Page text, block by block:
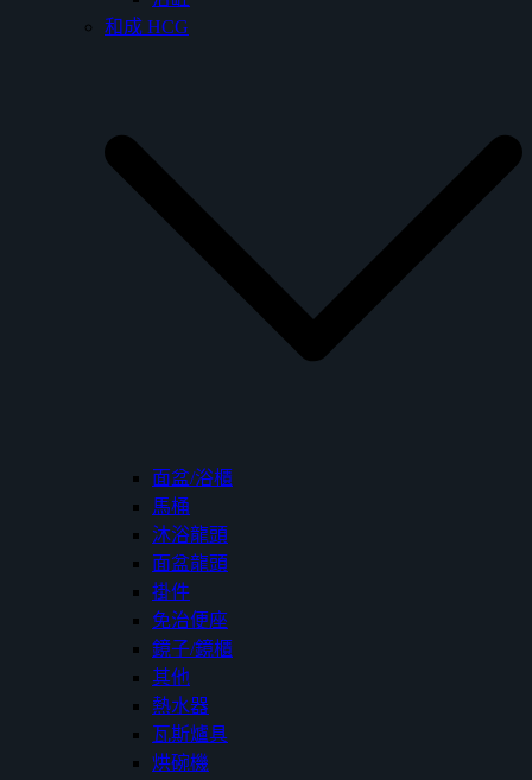
和成 HCG
面盆/浴櫃
馬桶
沐浴龍頭
面盆龍頭
掛件
免治便座
鏡子/鏡櫃
其他
熱水器
瓦斯爐具
烘碗機